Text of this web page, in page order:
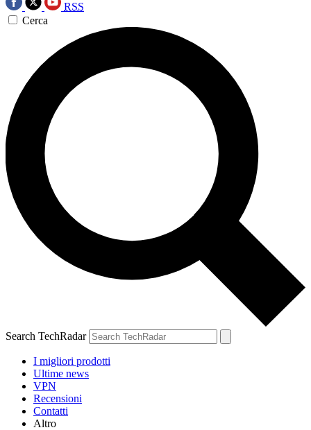
RSS
Cerca
Search TechRadar
I migliori prodotti
Ultime news
VPN
Recensioni
Contatti
Altro